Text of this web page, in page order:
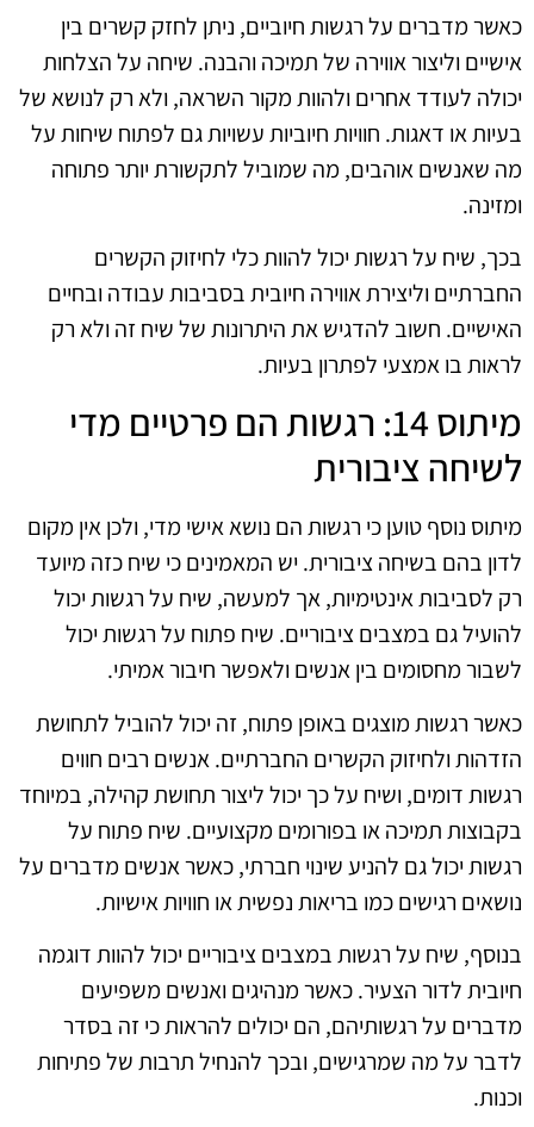
כאשר מדברים על רגשות חיוביים, ניתן לחזק קשרים בין
אישיים וליצור אווירה של תמיכה והבנה. שיחה על הצלחות
יכולה לעודד אחרים ולהוות מקור השראה, ולא רק לנושא של
בעיות או דאגות. חוויות חיוביות עשויות גם לפתוח שיחות על
מה שאנשים אוהבים, מה שמוביל לתקשורת יותר פתוחה
ומזינה.
בכך, שיח על רגשות יכול להוות כלי לחיזוק הקשרים
החברתיים וליצירת אווירה חיובית בסביבות עבודה ובחיים
האישיים. חשוב להדגיש את היתרונות של שיח זה ולא רק
לראות בו אמצעי לפתרון בעיות.
מיתוס 14: רגשות הם פרטיים מדי
לשיחה ציבורית
מיתוס נוסף טוען כי רגשות הם נושא אישי מדי, ולכן אין מקום
לדון בהם בשיחה ציבורית. יש המאמינים כי שיח כזה מיועד
רק לסביבות אינטימיות, אך למעשה, שיח על רגשות יכול
להועיל גם במצבים ציבוריים. שיח פתוח על רגשות יכול
לשבור מחסומים בין אנשים ולאפשר חיבור אמיתי.
כאשר רגשות מוצגים באופן פתוח, זה יכול להוביל לתחושת
הזדהות ולחיזוק הקשרים החברתיים. אנשים רבים חווים
רגשות דומים, ושיח על כך יכול ליצור תחושת קהילה, במיוחד
בקבוצות תמיכה או בפורומים מקצועיים. שיח פתוח על
רגשות יכול גם להניע שינוי חברתי, כאשר אנשים מדברים על
נושאים רגישים כמו בריאות נפשית או חוויות אישיות.
בנוסף, שיח על רגשות במצבים ציבוריים יכול להוות דוגמה
חיובית לדור הצעיר. כאשר מנהיגים ואנשים משפיעים
מדברים על רגשותיהם, הם יכולים להראות כי זה בסדר
לדבר על מה שמרגישים, ובכך להנחיל תרבות של פתיחות
וכנות.